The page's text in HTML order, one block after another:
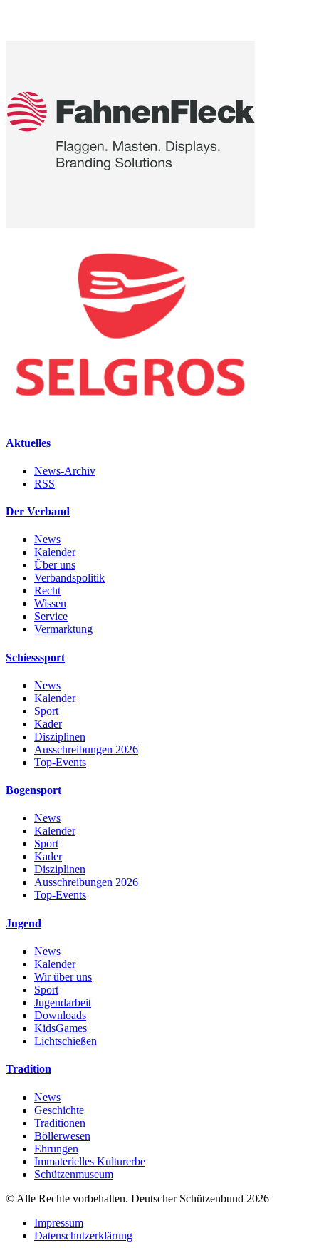
Aktuelles
News-Archiv
RSS
Der Verband
News
Kalender
Über uns
Verbandspolitik
Recht
Wissen
Service
Vermarktung
Schiesssport
News
Kalender
Sport
Kader
Disziplinen
Ausschreibungen 2026
Top-Events
Bogensport
News
Kalender
Sport
Kader
Disziplinen
Ausschreibungen 2026
Top-Events
Jugend
News
Kalender
Wir über uns
Sport
Jugendarbeit
Downloads
KidsGames
Lichtschießen
Tradition
News
Geschichte
Traditionen
Böllerwesen
Ehrungen
Immaterielles Kulturerbe
Schützenmuseum
© Alle Rechte vorbehalten. Deutscher Schützenbund 2026
Impressum
Datenschutzerklärung